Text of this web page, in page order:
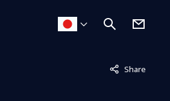
Share
非表示中